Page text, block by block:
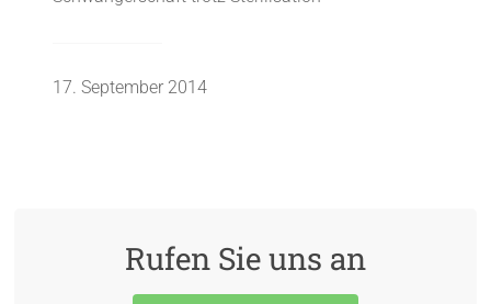
17. September 2014
Rufen Sie uns an